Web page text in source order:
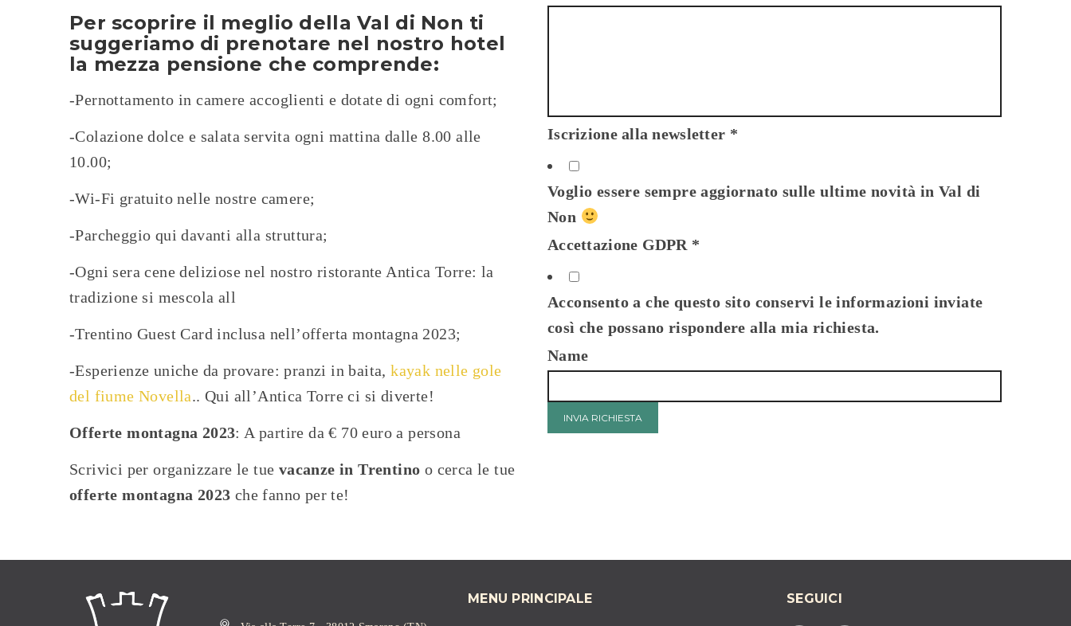
Per scoprire il meglio dellaVal di Non ti
suggeriamo di prenotare nel nostro hotel
la mezza pensione che comprende:
-Pernottamento in camere accoglienti e dotate di ogni comfort;
-Colazione dolce e salata servita ogni mattina dalle 8.00 alle
10.00;
-Wi-Fi gratuito nelle nostre camere;
-Parcheggio qui davanti alla struttura;
-Ogni sera cene deliziose nel nostro ristorante Antica Torre: la
tradizione si mescola all
-Trentino Guest Card inclusa nell’offerta montagna 2023;
-Esperienze uniche da provare: pranzi in baita,kayak nelle gole
del fiume Novella.. Qui all’Antica Torre ci si diverte!
Offerte montagna 2023: A partire da € 70 euro a persona
Scrivici per organizzare le tue vacanze in Trentino o cerca le tue
offerte montagna 2023 che fanno per te!
Iscrizione alla newsletter *
Voglio essere sempre aggiornato sulle ultime novità in Val di
Non
Accettazione GDPR *
Acconsento a che questo sito conservi le informazioni inviate
così che possano rispondere alla mia richiesta.
Name
INVIA RICHIESTA
MENU PRINCIPALE SEGUICI